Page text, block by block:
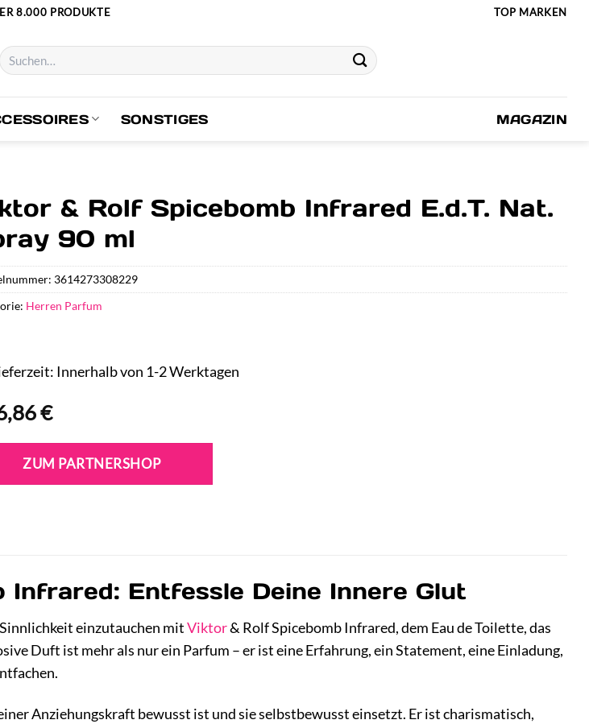
8.000 PRODUKTE TOP MARKEN
Suchen
nach:
SONSTIGES MAGAZIN
& Rolf Spicebomb Infrared E.d.T. Nat.
90 ml
€
Innerhalb von 1-2 Werktagen
ZUM PARTNERSHOP
3614273308229
Herren Parfum
Infrared: Entfessle Deine Innere Glut
einzutauchen mitViktor& Rolf Spicebomb Infrared, dem Eau de Toilette, das
Duft ist mehr als nur ein Parfum – er ist eine Erfahrung, ein Statement, eine Einladung,
Anziehungskraft bewusst ist und sie selbstbewusst einsetzt. Er ist charismatisch,